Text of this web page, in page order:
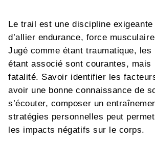
Le trail est une discipline
d’allier endurance, force
Jugé comme étant traumatique, les
étant associé sont courantes, mais
fatalité. Savoir identifier les
avoir une bonne connaissance de
s’écouter, composer un
stratégies personnelles peut
les impacts négatifs sur le corps.